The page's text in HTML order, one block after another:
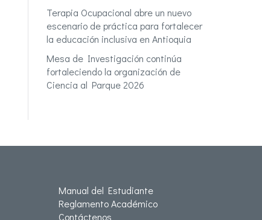
Terapia Ocupacional abre un nuevo
escenario de práctica para fortalecer
la educación inclusiva en Antioquia
Mesa de Investigación continúa
fortaleciendo la organización de
Ciencia al Parque 2026
Manual del Estudiante
Reglamento Académico
Contáctenos